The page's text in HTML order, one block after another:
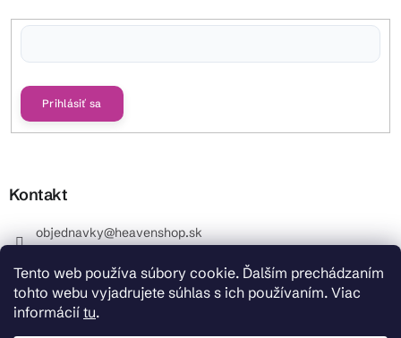
Tento web používa súbory cookie. Ďalším prechádzaním
tohto webu vyjadrujete súhlas s ich používaním. Viac
informácií tu.
Prihlásiť sa
Kontakt
objednavky@heavenshop.sk
_Info objednávky : +421 914 399 399 Pracovné dni od
8.00 hod. do 12.00 . REKLAMÁCIE : +421 914 399 399
HeavenShop.sk